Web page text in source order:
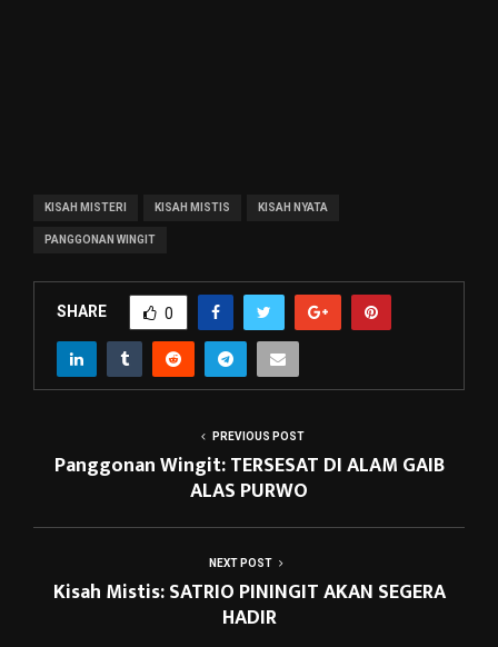
KISAH MISTERI KISAH MISTIS KISAH NYATA
PANGGONAN WINGIT
SHARE 0
PREVIOUS POST
Panggonan Wingit: TERSESAT DI ALAM GAIB
ALAS PURWO
NEXT POST
Kisah Mistis: SATRIO PININGIT AKAN SEGERA
HADIR